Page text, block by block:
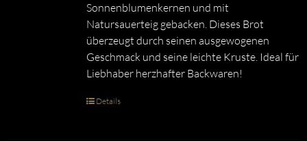
Sonnenblumenkernen und mit
Natursauerteig gebacken. Dieses Brot
überzeugt durch seinen ausgewogenen
Geschmack und seine leichte Kruste. Ideal für
Liebhaber herzhafter Backwaren!
Details